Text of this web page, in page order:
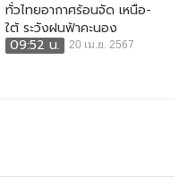
ทั่วไทยอากาศร้อนจัด เหนือ-
ใต้ ระวังฝนฟ้าคะนอง
09:52 น.
20 เม.ย. 2567